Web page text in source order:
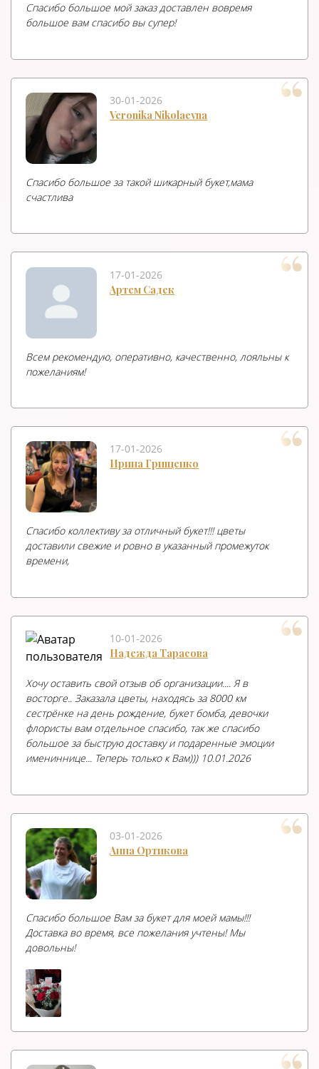
Спасибо большое мой заказ доставлен вовремя
большое вам спасибо вы супер!
30-01-2026
Veronika Nikolaevna
Спасибо большое за такой шикарный букет,мама
счастлива
17-01-2026
Артем Садек
Всем рекомендую, оперативно, качественно, лояльны к
пожеланиям!
17-01-2026
Ирина Грищенко
Спасибо коллективу за отличный букет!!! цветы
доставили свежие и ровно в указанный промежуток
времени,
10-01-2026
Надежда Тарасова
Хочу оставить свой отзыв об организации.... Я в
восторге.. Заказала цветы, находясь за 8000 км
сестрёнке на день рождение, букет бомба, девочки
флористы вам отдельное спасибо, так же спасибо
большое за быструю доставку и подаренные эмоции
имениннице... Теперь только к Вам))) 10.01.2026
03-01-2026
Анна Ортикова
Спасибо большое Вам за букет для моей мамы!!!
Доставка во время, все пожелания учтены! Мы
довольны!